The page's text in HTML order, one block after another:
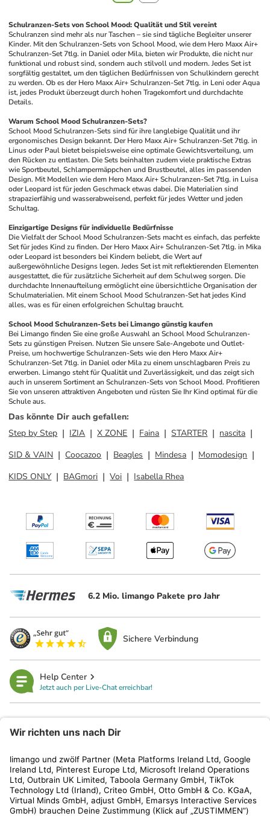
Schulranzen-Sets von School Mood: Qualität und Stil vereint
Schulranzen sind mehr als nur Taschen – sie sind tägliche Begleiter unserer
Kinder. Mit den Schulranzen-Sets von School Mood, wie dem Hero Maxx Air+
Schulranzen-Set 7tlg. in Daniel oder Mila, bieten wir Produkte, die nicht nur
funktional und robust sind, sondern auch stilvoll und modern. Jedes Set ist
sorgfältig gestaltet, um den täglichen Bedürfnissen von Schulkindern gerecht
zu werden. Ob es der Hero Maxx Air+ Schulranzen-Set 7tlg. in Leni oder Aqua
ist, jedes Produkt überzeugt durch hohen Tragekomfort und durchdachte
Details.
Warum School Mood Schulranzen-Sets?
School Mood Schulranzen-Sets sind für ihre langlebige Qualität und ihr
ergonomisches Design bekannt. Der Hero Maxx Air+ Schulranzen-Set 7tlg. in
Linus oder Paul bietet beispielsweise eine optimale Gewichtsverteilung, um
den Rücken zu entlasten. Die Sets beinhalten zudem viele praktische Extras
wie Sportbeutel, Schlampermäppchen und Brustbeutel, alles im passenden
Design. Mit Modellen wie dem Hero Maxx Air+ Schulranzen-Set 7tlg. in Luisa
oder Leopard ist für jeden Geschmack etwas dabei. Die Materialien sind
strapazierfähig und wasserabweisend, perfekt für jedes Wetter und jeden
Schultag.
Einzigartige Designs für individuelle Bedürfnisse
Die Vielfalt der School Mood Schulranzen-Sets macht es einfach, das perfekte
Set für jedes Kind zu finden. Der Hero Maxx Air+ Schulranzen-Set 7tlg. in Mika
oder Leopard ist besonders bei Kindern beliebt, die Wert auf
außergewöhnliche Designs legen. Jedes Set ist mit reflektierenden Elementen
ausgestattet, die für zusätzliche Sicherheit auf dem Schulweg sorgen. Die
durchdachte Innenaufteilung ermöglicht eine übersichtliche Organisation der
Schulmaterialien. Mit einem School Mood Schulranzen-Set hat jedes Kind
alles, was es für einen erfolgreichen Schultag braucht.
School Mood Schulranzen-Sets bei Limango günstig kaufen
Bei Limango finden Sie eine große Auswahl an School Mood Schulranzen-
Sets zu günstigen Preisen. Nutzen Sie unsere Sale-Angebote und Outlet-
Preise, um hochwertige Schulranzen-Sets wie den Hero Maxx Air+
Schulranzen-Set 7tlg. in Daniel oder Mila zu einem unschlagbaren Preis zu
erwerben. Limango steht für Qualität und Zuverlässigkeit, und das zeigt sich
auch in unserem Sortiment an Schulranzen-Sets von School Mood. Profitieren
Sie von unseren attraktiven Angeboten und rüsten Sie Ihr Kind optimal für die
Schule aus.
Das könnte Dir auch gefallen:
Step by Step
IZIA X ZONE Faina STARTER
nascita
SID & VAIN
Coocazoo Beagles Mindesa
Momodesign
KIDS ONLY
BAGmori Voi Isabella Rhea
6.2 Mio. limango Pakete pro Jahr
Sichere Verbindung
Help Center
Jetzt auch per Live-Chat erreichbar!
Kundenservice
Shop